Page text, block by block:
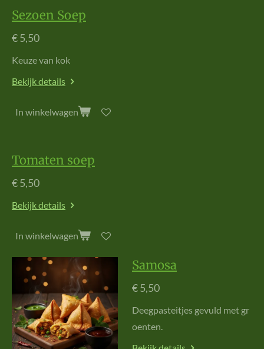
Sezoen Soep
€ 5,50
Keuze van kok
Bekijk details
In winkelwagen
Tomaten soep
€ 5,50
Bekijk details
In winkelwagen
Samosa
€ 5,50
Deegpasteitjes gevuld met gr
oenten.